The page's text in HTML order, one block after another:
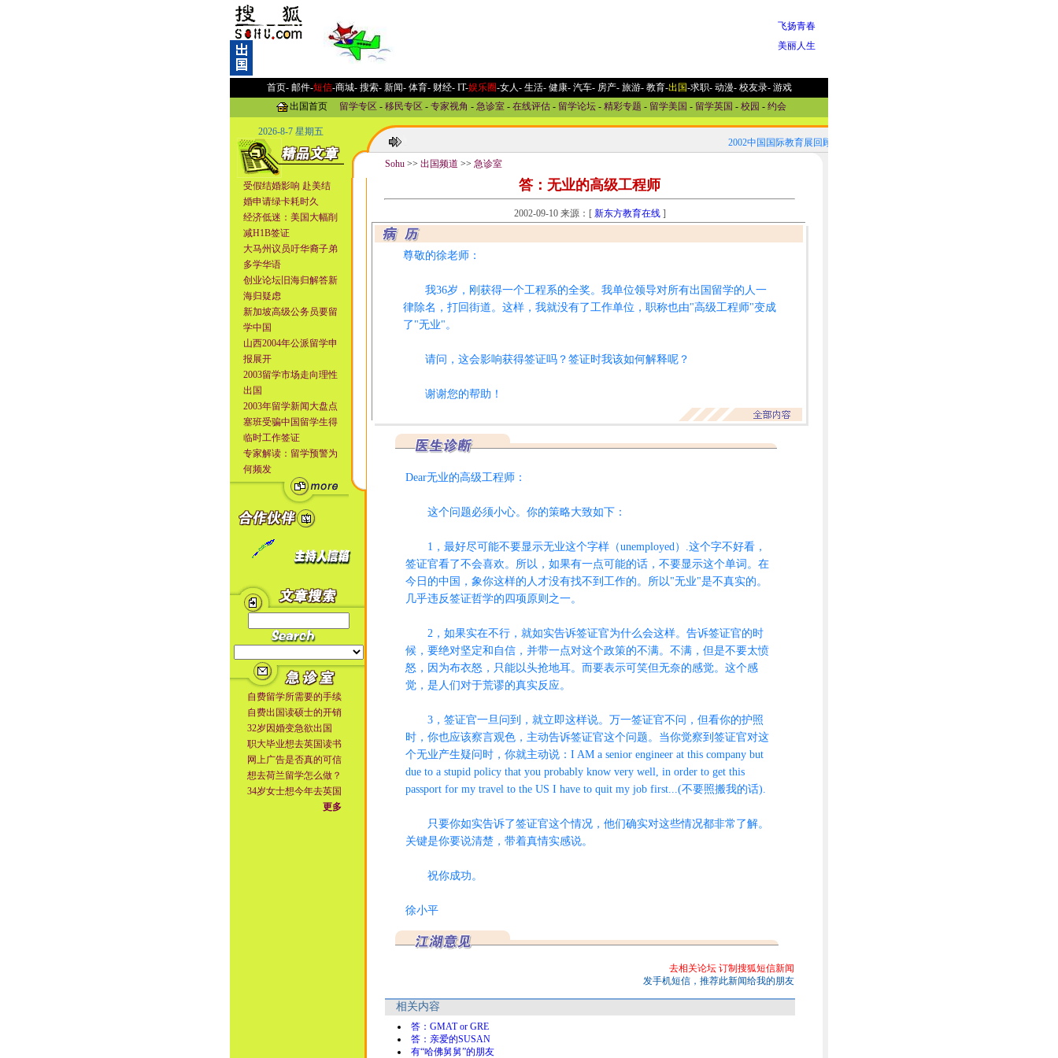
飞扬青春
美丽人生
首页- 邮件-短信-商城- 搜索-新闻- 体育-财经- IT-娱乐圈-女人-生活- 健康-汽车-房产- 旅游-教育-出国-求职-动漫- 校友录- 游戏
出国首页
留学专区- 移民专区- 专家视角 - 急诊室- 在线评估- 留学论坛- 精彩专题 - 留学美国 - 留学英国 - 校园 - 约会
2026-8-7 星期五
受假结婚影响 赴美结
婚申请绿卡耗时久
经济低迷：美国大幅削
减H1B签证
大马州议员吁华裔子弟
多学华语
创业论坛旧海归解答新
海归疑虑
新加坡高级公务员要留
学中国
山西2004年公派留学申
报展开
2003留学市场走向理性
出国
2003年留学新闻大盘点
塞班受骗中国留学生得
临时工作签证
专家解读：留学预警为
何频发
自费留学所需要的手续
自费出国读硕士的开销
32岁因婚变急欲出国
职大毕业想去英国读书
网上广告是否真的可信
想去荷兰留学怎么做？
34岁女士想今年去英国
更多
2002中国国际教育展回顾！
Sohu >> 出国频道 >> 急诊室
答：无业的高级工程师
2002-09-10 来源：[ 新东方教育在线 ]
尊敬的徐老师：
我36岁，刚获得一个工程系的全奖。我单位领导对所有出国留学的人一
律除名，打回街道。这样，我就没有了工作单位，职称也由"高级工程师"变成
了"无业"。
请问，这会影响获得签证吗？签证时我该如何解释呢？
谢谢您的帮助！
Dear无业的高级工程师：
这个问题必须小心。你的策略大致如下：
1，最好尽可能不要显示无业这个字样（unemployed）.这个字不好看，
签证官看了不会喜欢。所以，如果有一点可能的话，不要显示这个单词。在
今日的中国，象你这样的人才没有找不到工作的。所以"无业"是不真实的。
几乎违反签证哲学的四项原则之一。
2，如果实在不行，就如实告诉签证官为什么会这样。告诉签证官的时
候，要绝对坚定和自信，并带一点对这个政策的不满。不满，但是不要太愤
怒，因为布衣怒，只能以头抢地耳。而要表示可笑但无奈的感觉。这个感
觉，是人们对于荒谬的真实反应。
3，签证官一旦问到，就立即这样说。万一签证官不问，但看你的护照
时，你也应该察言观色，主动告诉签证官这个问题。当你觉察到签证官对这
个无业产生疑问时，你就主动说：I AM a senior engineer at this company but
due to a stupid policy that you probably know very well, in order to get this
passport for my travel to the US I have to quit my job first...(不要照搬我的话).
只要你如实告诉了签证官这个情况，他们确实对这些情况都非常了解。
关键是你要说清楚，带着真情实感说。
祝你成功。
徐小平
去相关论坛 订制搜狐短信新闻
发手机短信，推荐此新闻给我的朋友
相关内容
答：GMAT or GRE
答：亲爱的SUSAN
有“哈佛舅舅”的朋友